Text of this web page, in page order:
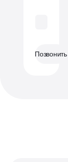
Позвонить